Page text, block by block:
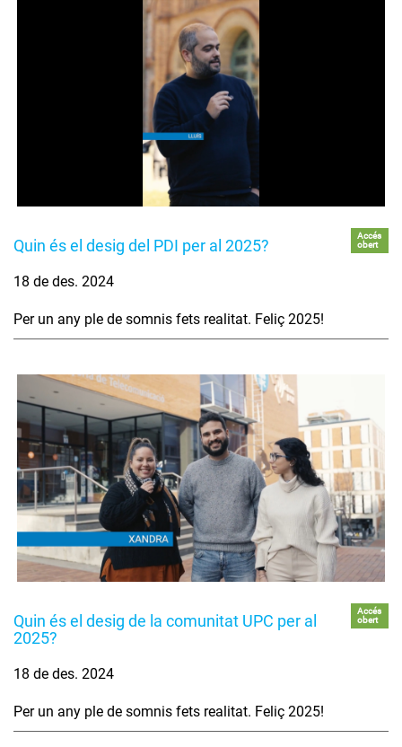
Quin és el desig del PDI per al 2025?
Accés
obert
18 de des. 2024
Per un any ple de somnis fets realitat. Feliç 2025!
Quin és el desig de la comunitat UPC per al
2025?
Accés
obert
18 de des. 2024
Per un any ple de somnis fets realitat. Feliç 2025!